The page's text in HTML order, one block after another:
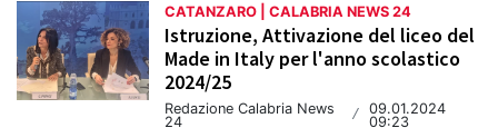
CATANZARO | CALABRIA NEWS 24
Istruzione, Attivazione del liceo del
Made in Italy per l'anno scolastico
2024/25
Redazione Calabria News
24
/
09.01.2024
09:23